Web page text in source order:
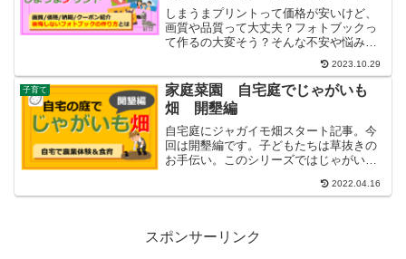
ブックの作り方解説
しまうまプリントって価格が安いけど、
画質や品質って大丈夫？フォトブックっ
て作るの大変そう？そんな不安や悩みを
お持ちの方も多いのではないでしょう
か。この記事ではしまうまプリントの画
質・価格・さらに後悔しないフォトブッ
クの作り方を優しく解説し、お得なクー
ポンを紹介しています。
2023.10.29
子育て
家庭菜園 自宅庭でじゃがいも
畑 開墾編
自宅庭にジャガイモ畑スタート記事。今
回は開墾編です。子どもたちは草抜きの
お手伝い。このシリーズではじゃがいも
ま真似してもらえれば、おいしいじゃが
2022.04.16
スポンサーリンク